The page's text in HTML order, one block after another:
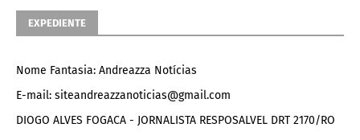
EXPEDIENTE
Nome Fantasia: Andreazza Notícias
E-mail: siteandreazzanoticias@gmail.com
DIOGO ALVES FOGACA - JORNALISTA RESPOSALVEL DRT 2170/RO